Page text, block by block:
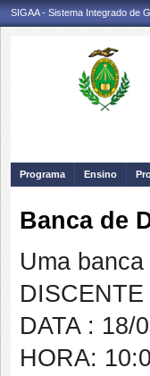
SIGAA - Sistema Integrado de
Programa Ensino
Banca de
Uma
DATA : 18/
HORA: